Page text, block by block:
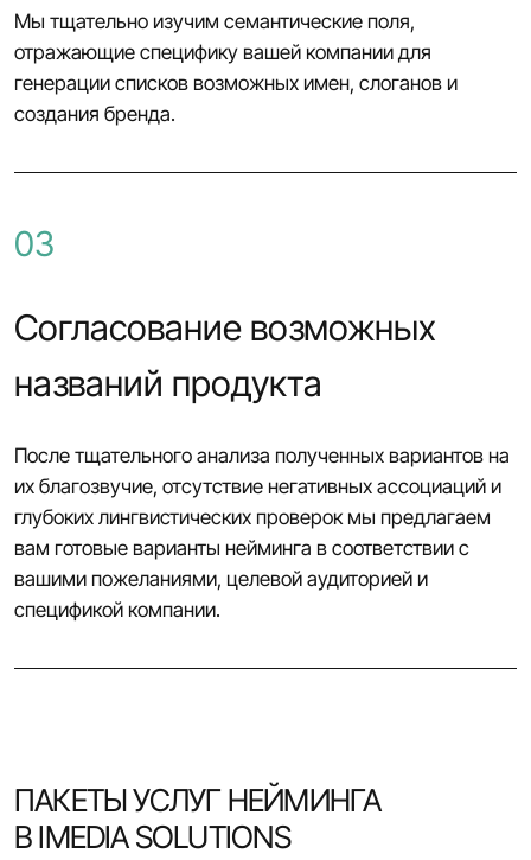
Мы тщательно изучим семантические поля,
отражающие специфику вашей компании для
генерации списков возможных имен, слоганов и
создания бренда.
03
Согласование возможных
названий продукта
После тщательного анализа полученных вариантов на
их благозвучие, отсутствие негативных ассоциаций и
глубоких лингвистических проверок мы предлагаем
вам готовые варианты нейминга в соответствии с
вашими пожеланиями, целевой аудиторией и
спецификой компании.
ПАКЕТЫ УСЛУГ НЕЙМИНГА
В IMEDIA SOLUTIONS